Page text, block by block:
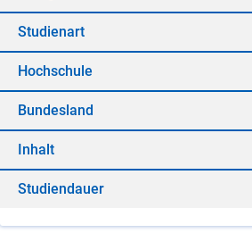
Stu­di­en­art
Hoch­schu­le
Bun­des­land
In­halt
Stu­di­en­dau­er